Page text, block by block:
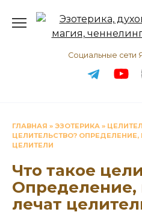
содержанию
Социальные сети
ГЛАВНАЯ » ЭЗОТЕРИКА »
ЦЕЛИТЕЛЬСТВО?
ЦЕЛИТЕЛИ
Что такое
Определение,
лечат